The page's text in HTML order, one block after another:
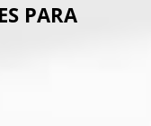
PARA